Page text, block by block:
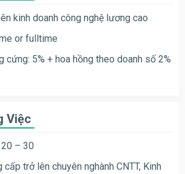
kinh doanh công nghệ lương cao
or fulltime
cứng: 5% + hoa hồng theo doanh số 2%
Việc
– 30
cấp trở lên chuyên nghành CNTT, Kinh